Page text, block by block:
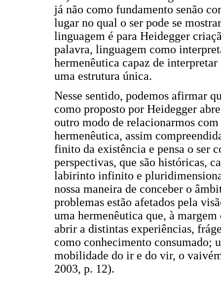
já não como fundamento senão
lugar no qual o ser pode se
linguagem é para Heidegger
palavra, linguagem como
hermenêutica capaz de
uma estrutura única.
Nesse sentido, podemos afirmar
como proposto por Heidegger
outro modo de relacionarmos
hermenêutica, assim
finito da existência e pensa o ser
perspectivas, que são históricas,
labirinto infinito e
nossa maneira de conceber o
problemas estão afetados pela
uma hermenêutica que, à
abrir a distintas experiências,
como conhecimento consumado;
mobilidade do ir e do vir, o
2003, p. 12).